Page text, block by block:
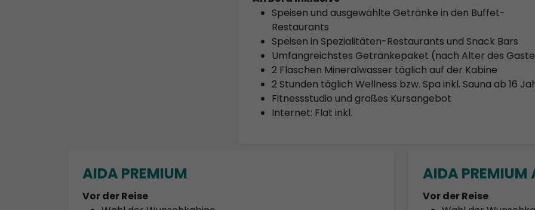
Speisen und ausgewählte Getränke in den Buffet-
Restaurants
Speisen in Spezialitäten-Restaurants und Snack Bars
Umfangreichstes Getränkepaket (nach Alter des
2 Flaschen Mineralwasser täglich auf der Kabine
2 Stunden täglich Wellness bzw. Spa inkl. Sauna ab 16
Fitnessstudio und großes Kursangebot
Internet: Flat inkl.
AIDA PREMIUM
Vor der Reise
AIDA PREMIUM
Vor der Reise